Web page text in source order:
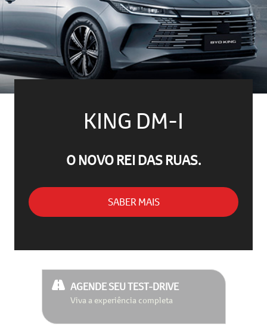
KING DM-I
O NOVO REI DAS RUAS.
SABER MAIS
AGENDE SEU TEST-DRIVE
Viva a experiência completa